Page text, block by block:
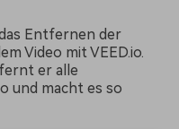
Entfernen der
Video mit VEED.io.
er alle
und macht es so